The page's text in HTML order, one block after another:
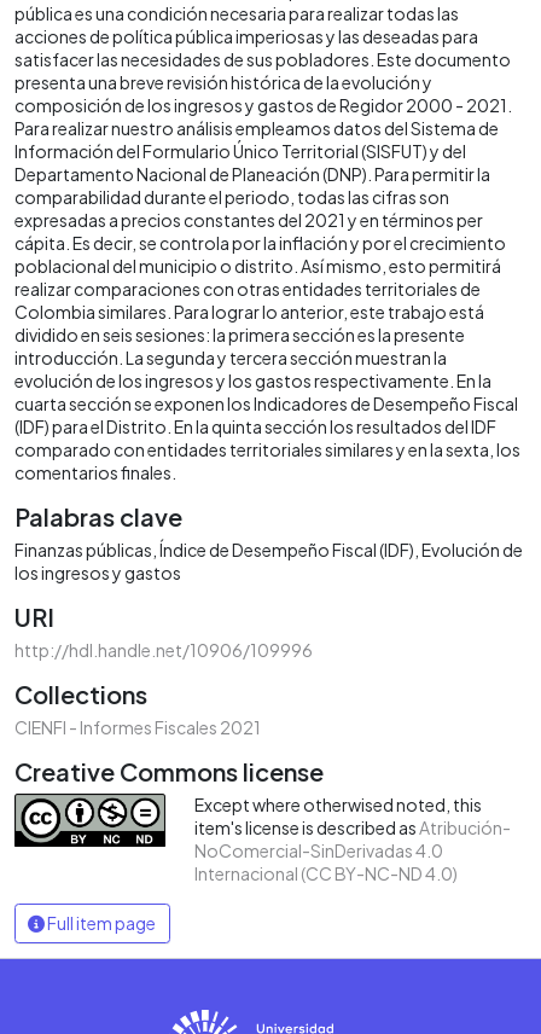
pública es una condición necesaria para realizar todas las
acciones de política pública imperiosas y las deseadas para
satisfacer las necesidades de sus pobladores. Este documento
presenta una breve revisión histórica de la evolución y
composición de los ingresos y gastos de Regidor 2000 - 2021.
Para realizar nuestro análisis empleamos datos del Sistema de
Información del Formulario Único Territorial (SISFUT) y del
Departamento Nacional de Planeación (DNP). Para permitir la
comparabilidad durante el periodo, todas las cifras son
expresadas a precios constantes del 2021 y en términos per
cápita. Es decir, se controla por la inflación y por el crecimiento
poblacional del municipio o distrito. Así mismo, esto permitirá
realizar comparaciones con otras entidades territoriales de
Colombia similares. Para lograr lo anterior, este trabajo está
dividido en seis sesiones: la primera sección es la presente
introducción. La segunda y tercera sección muestran la
evolución de los ingresos y los gastos respectivamente. En la
cuarta sección se exponen los Indicadores de Desempeño Fiscal
(IDF) para el Distrito. En la quinta sección los resultados del IDF
comparado con entidades territoriales similares y en la sexta, los
comentarios finales.
Palabras clave
Finanzas públicas Índice de Desempeño Fiscal (IDF) Evolución de
los ingresos y gastos
URI
http://hdl.handle.net/10906/109996
Collections
CIENFI - Informes Fiscales 2021
Creative Commons license
Except where otherwised noted, this
item's license is described asAtribución-
NoComercial-SinDerivadas 4.0
Internacional (CC BY-NC-ND 4.0)
Full item page